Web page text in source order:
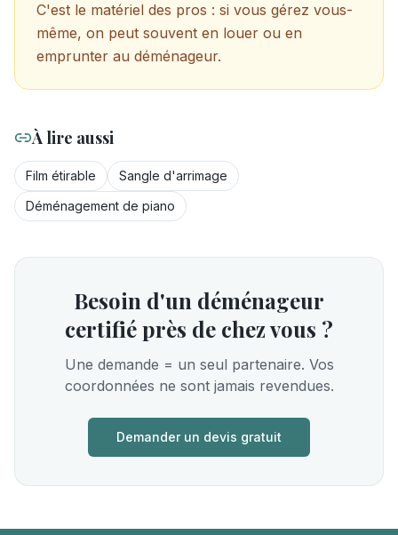
C'est le matériel des pros : si vous gérez vous-
même, on peut souvent en louer ou en
emprunter au déménageur.
À lire aussi
Film étirable
Sangle d'arrimage
Déménagement de piano
Besoin d'un déménageur
certifié près de chez vous ?
Une demande = un seul partenaire. Vos
coordonnées ne sont jamais revendues.
Demander un devis gratuit